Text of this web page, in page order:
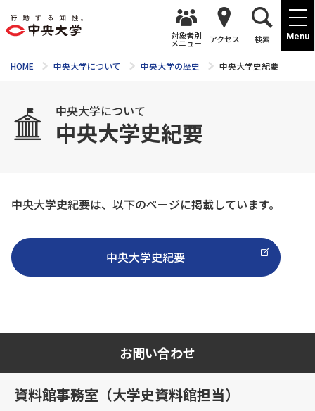
Menu
対象者別
メニュー アクセス 検索
HOME 中央大学について 中央大学の歴史 中央大学史紀要
中央大学について
中央大学史紀要
中央大学史紀要は、以下のページに掲載しています。
中央大学史紀要
お問い合わせ
資料館事務室（大学史資料館担当）